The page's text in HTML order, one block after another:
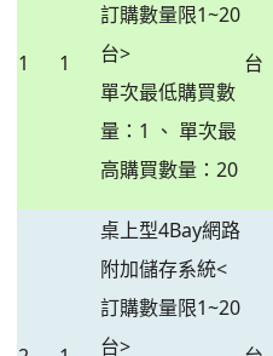
1 1
訂購數量限1~20
台>
單次最低購買數
量：1 、 單次最
高購買數量：20
台
桌上型4Bay網路
附加儲存系統<
訂購數量限1~20
台>